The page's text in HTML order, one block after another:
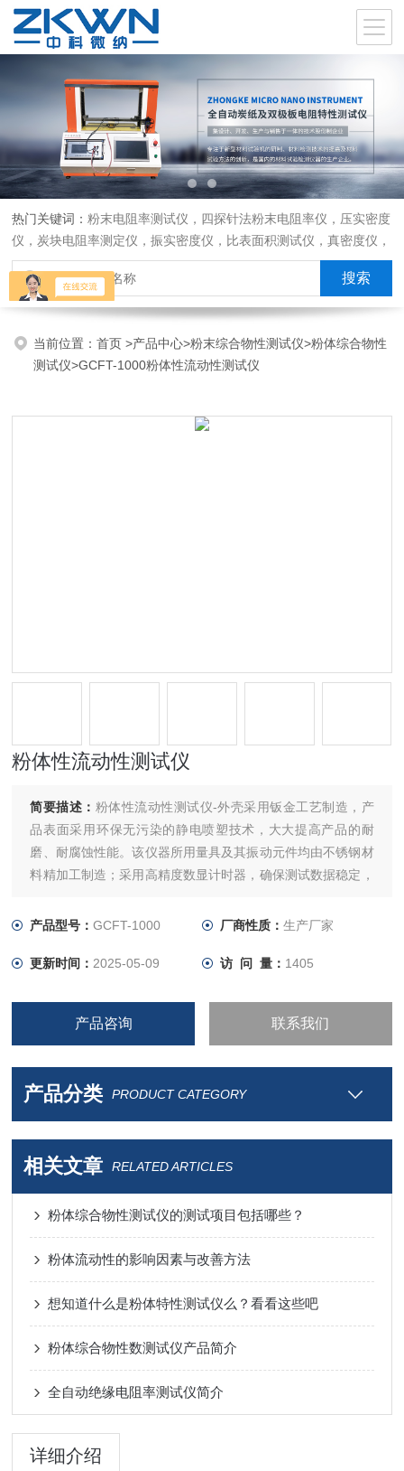
热门关键词：粉末电阻率测试仪，四探针法粉末电阻率仪，压实密度
仪，炭块电阻率测定仪，振实密度仪，比表面积测试仪，真密度仪，
炭块热膨胀仪，炭块透气率仪，炭块二氧化碳反应测定仪
当前位置：首页>产品中心>粉末综合物性测试仪>粉体综合物性
测试仪>GCFT-1000粉体性流动性测试仪
粉体性流动性测试仪
简要描述： 粉体性流动性测试仪-外壳采用钣金工艺制造，产
品表面采用环保无污染的静电喷塑技术，大大提高产品的耐
磨、耐腐蚀性能。该仪器所用量具及其振动元件均由不锈钢材
料精加工制造；采用高精度数显计时器，确保测试数据稳定，
研院所及其生产企业对粉体、颗粒材料的物理特性的测量提供
产品型号：GCFT-1000 厂商性质： 生产厂家
更新时间： 2025-05-09 访 问 量： 1405
产品咨询 联系我们
产品分类 PRODUCT CATEGORY
相关文章 RELATED ARTICLES
粉体综合物性测试仪的测试项目包括哪些？
粉体流动性的影响因素与改善方法
想知道什么是粉体特性测试仪么？看看这些吧
粉体综合物性数测试仪产品简介
全自动绝缘电阻率测试仪简介
详细介绍